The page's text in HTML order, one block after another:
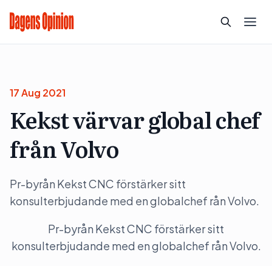
17 Aug 2021
Kekst värvar global chef
från Volvo
Pr-byrån Kekst CNC förstärker sitt
konsulterbjudande med en globalchef rån Volvo.
Pr-byrån Kekst CNC förstärker sitt
konsulterbjudande med en globalchef rån Volvo.